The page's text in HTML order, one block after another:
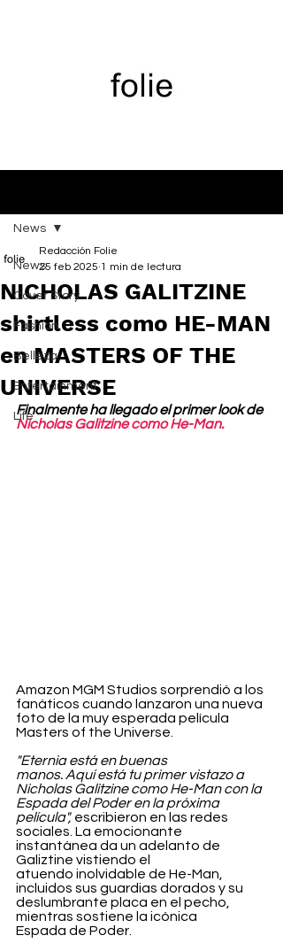
News
Cover Story
Fashion
Belleza
Entertainment
Life
News
NICHOLAS GALITZINE
shirtless como HE-MAN
en MASTERS OF THE
UNIVERSE
Redacción Folie
25 feb 2025 1 min de lectura
Finalmente ha llegado el primer look de
Nicholas Galitzine como He-Man.
Amazon MGM Studios sorprendió a los
fanáticos cuando lanzaron una nueva
foto de la muy esperada película
Masters of the Universe.
"Eternia está en buenas
manos. Aquí está tu primer vistazo a
Nicholas Galitzine como He-Man con la
Espada del Poder en la próxima
película", escribieron en las redes
sociales. La emocionante
instantánea da un adelanto de
Galiztine vistiendo el
atuendo inolvidable de He-Man,
incluidos sus guardias dorados y su
deslumbrante placa en el pecho,
mientras sostiene la icónica
Espada de Poder.